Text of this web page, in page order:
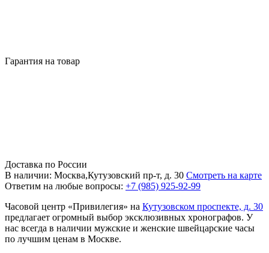
Гарантия на товар
Доставка по России
В наличии: Москва,Кутузовский пр-т, д. 30 Смотреть на карте
Ответим на любые вопросы: +7 (985) 925-92-99
Часовой центр «Привилегия» на Кутузовском проспекте, д. 30
предлагает огромный выбор эксклюзивных хронографов. У
нас всегда в наличии мужские и женские швейцарские часы
по лучшим ценам в Москве.